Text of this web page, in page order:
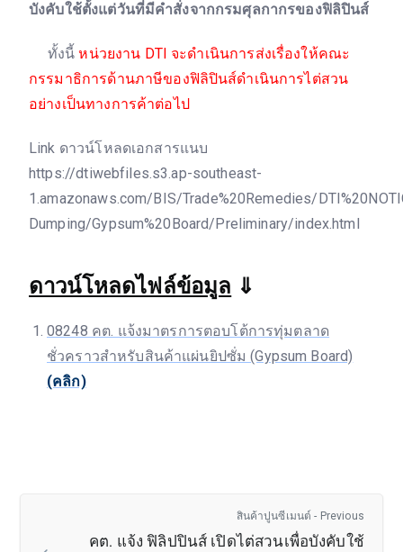
บังคับใช้ตั้งแต่วันที่มีคำสั่งจากกรมศุลกากรของฟิลิปินส์
ทั้งนี้หน่วยงาน DTI จะดำเนินการส่งเรื่องให้คณะ
กรรมาธิการด้านภาษีของฟิลิปินส์ดำเนินการไต่สวน
อย่างเป็นทางการค้าต่อไป
Link ดาวน์โหลดเอกสารแนบ
https://dtiwebfiles.s3.ap-southeast-
1.amazonaws.com/BIS/Trade%20Remedies/
Dumping/Gypsum%20Board/Preliminary/index.html
ดาวน์โหลดไฟล์ข้อมูล ⇓
08248 คต. แจ้งมาตรการตอบโต้การทุ่มตลาด
ชั่วคราวสำหรับสินค้าแผ่นยิปซั่ม (Gypsum Board)
(คลิก)
สินค้าปูนซีเมนต์ - Previous
คต. แจ้ง ฟิลิปปินส์ เปิดไต่สวนเพื่อบังคับใช้